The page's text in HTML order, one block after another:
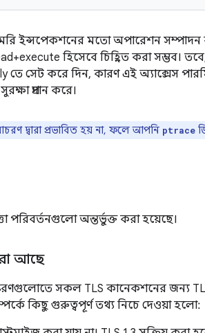
ইন্সপেকশনের মতো অপারেশন
হিসেবে চিহ্নিত করা সম্ভব।
সেট করে দিন, কারণ এই অ্যাক্সেস
প্রদান করে।
দ্বারা প্রভাবিত হয় না, ফলে আপনি ptrace
পরিবর্তনগুলো অন্তর্ভুক্ত করা হয়েছে।
আছে
সকল TLS কানেকশনের জন্য
কিছু গুরুত্বপূর্ণ তথ্য নিচে দেওয়া হলো: